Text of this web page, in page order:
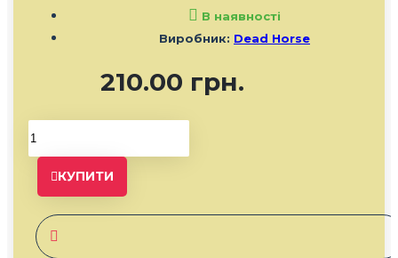
210.00 грн.
В наявності
Виробник: Dead Horse
КУПИТИ